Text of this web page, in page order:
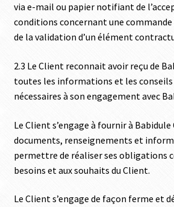
via e-mail ou papier notifiant de
conditions concernant une commande
de la validation d’un élément
2.3 Le Client reconnait avoir reçu de
toutes les informations et les
nécessaires à son engagement avec
Le Client s’engage à fournir à
documents, renseignements et
permettre de réaliser ses obligations
besoins et aux souhaits du Client.
Le Client s’engage de façon ferme et